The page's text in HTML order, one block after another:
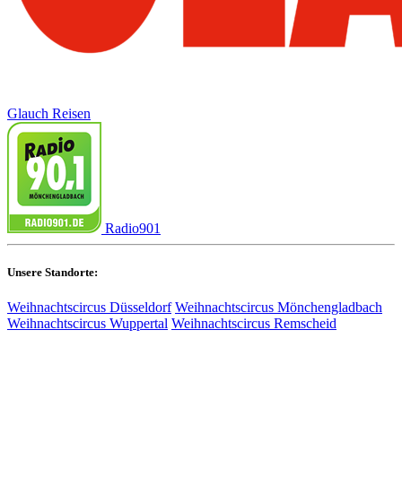
Glauch Reisen
Radio901
Unsere Standorte:
Weihnachtscircus Düsseldorf Weihnachtscircus Mönchengladbach
Weihnachtscircus Wuppertal Weihnachtscircus Remscheid